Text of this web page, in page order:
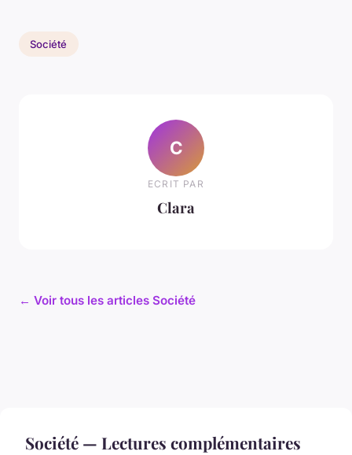
Société
C
ECRIT PAR
Clara
← Voir tous les articles Société
Société — Lectures complémentaires